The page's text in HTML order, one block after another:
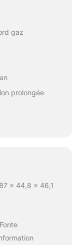
gaz
prolongée
x 44,8 x 46,1